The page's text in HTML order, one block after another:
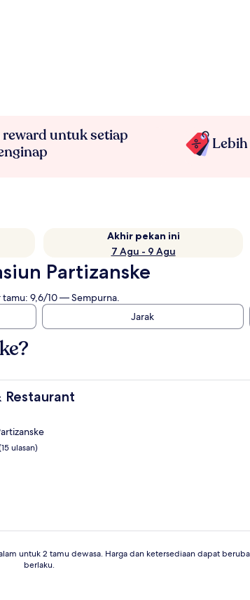
untuk setiap
Akhir pekan ini
7 Agu - 9 Agu
Partizanske
tamu: 9,6/10 — Sempurna.
Jarak
ulasan)
untuk 2 tamu dewasa. Harga dan ketersediaan dapat
berlaku.